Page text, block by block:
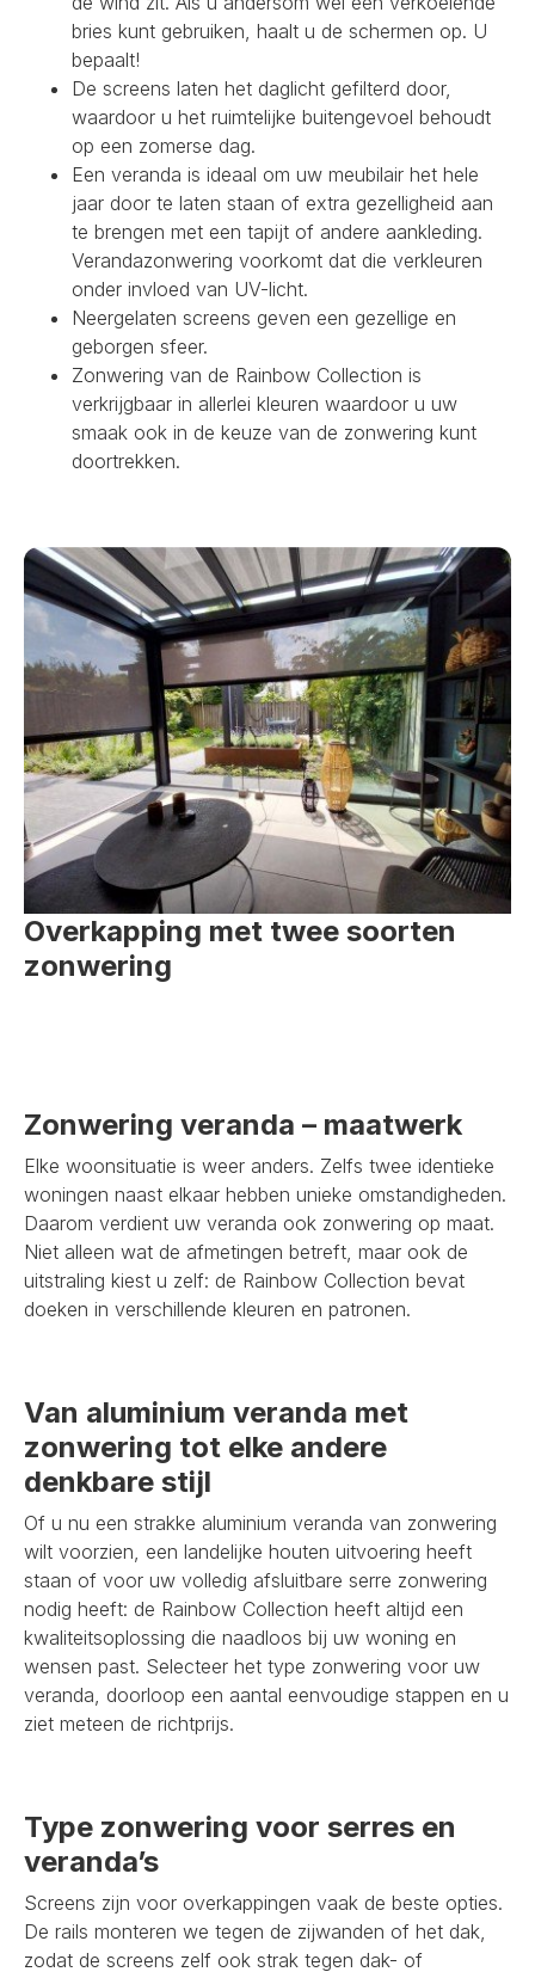
bries kunt gebruiken, haalt u de schermen op. U
bepaalt!
De screens laten het daglicht gefilterd door,
waardoor u het ruimtelijke buitengevoel behoudt
op een zomerse dag.
Een veranda is ideaal om uw meubilair het hele
jaar door te laten staan of extra gezelligheid aan
te brengen met een tapijt of andere aankleding.
Verandazonwering voorkomt dat die verkleuren
onder invloed van UV-licht.
Neergelaten screens geven een gezellige en
geborgen sfeer.
Zonwering van de Rainbow Collection is
verkrijgbaar in allerlei kleuren waardoor u uw
smaak ook in de keuze van de zonwering kunt
doortrekken.
Overkapping met twee soorten
zonwering
Zonwering veranda – maatwerk
Elke woonsituatie is weer anders. Zelfs twee identieke
woningen naast elkaar hebben unieke omstandigheden.
Daarom verdient uw veranda ook zonwering op maat.
Niet alleen wat de afmetingen betreft, maar ook de
uitstraling kiest u zelf: de Rainbow Collection bevat
doeken in verschillende kleuren en patronen.
Van aluminium veranda met
zonwering tot elke andere
denkbare stijl
Of u nu een strakke aluminium veranda van zonwering
wilt voorzien, een landelijke houten uitvoering heeft
staan of voor uw volledig afsluitbare serre zonwering
nodig heeft: de Rainbow Collection heeft altijd een
kwaliteitsoplossing die naadloos bij uw woning en
wensen past. Selecteer het type zonwering voor uw
veranda, doorloop een aantal eenvoudige stappen en u
ziet meteen de richtprijs.
Type zonwering voor serres en
veranda’s
Screens zijn voor overkappingen vaak de beste opties.
De rails monteren we tegen de zijwanden of het dak,
zodat de screens zelf ook strak tegen dak- of